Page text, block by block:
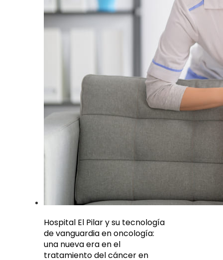
Hospital El Pilar y su tecnología
de vanguardia en oncología:
una nueva era en el
tratamiento del cáncer en